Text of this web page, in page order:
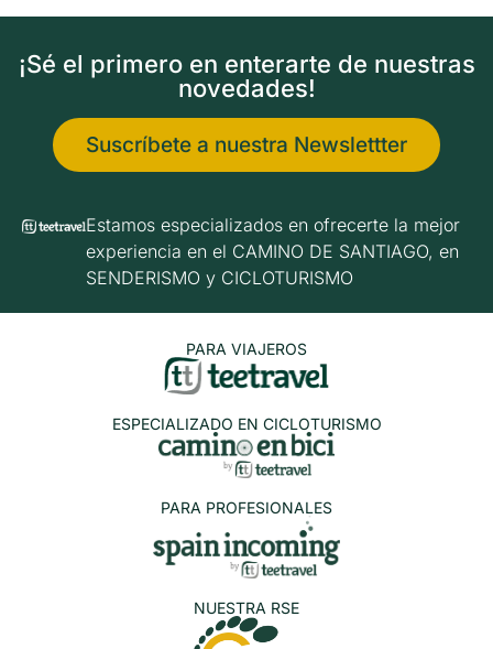
¡Sé el primero en enterarte de nuestras
novedades!
Suscríbete a nuestra Newslettter
Estamos especializados en ofrecerte la mejor
experiencia en el CAMINO DE SANTIAGO, en
SENDERISMO y CICLOTURISMO
PARA VIAJEROS
ESPECIALIZADO EN CICLOTURISMO
PARA PROFESIONALES
NUESTRA RSE